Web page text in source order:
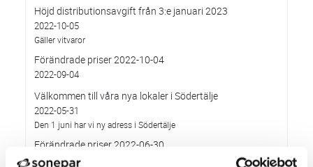
Höjd distributionsavgift från 3:e januari 2023
2022-10-05
Gäller vitvaror
Förändrade priser 2022-10-04
2022-09-04
Välkommen till våra nya lokaler i Södertälje
2022-05-31
Den 1 juni har vi ny adress i Södertälje
Förändrade priser 2022-06-30
2022-05-27